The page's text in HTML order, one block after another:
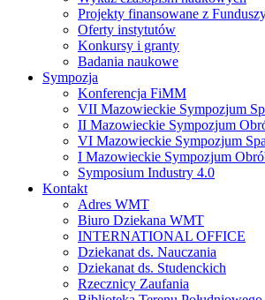
Projekty finansowane z
Oferty instytutów
Konkursy i granty
Badania naukowe
Sympozja
Konferencja FiMM
VII Mazowieckie Sympozjum
II Mazowieckie Sympozjum
VI Mazowieckie Sympozjum
I Mazowieckie Sympozjum
Symposium Industry 4.0
Kontakt
Adres WMT
Biuro Dziekana WMT
INTERNATIONAL OFFICE
Dziekanat ds. Nauczania
Dziekanat ds. Studenckich
Rzecznicy Zaufania